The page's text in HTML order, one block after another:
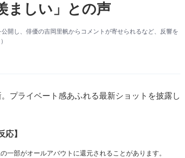
ましい」との声
開し、俳優の吉岡里帆からコメントが寄せられるなど、反響を
プライベート感あふれる最新ショットを披露し
応】
部がオールアバウトに還元されることがあります。